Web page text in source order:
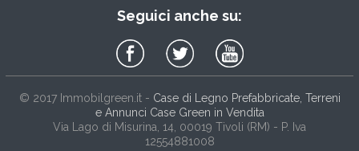
Seguici anche su:
© 2017 Immobilgreen.it- Case di Legno Prefabbricate, Terreni
e Annunci Case Green in Vendita
Via Lago di Misurina, 14 , 00019 Tivoli (RM) - P. Iva
12554881008